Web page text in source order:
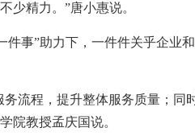
少精力。”唐小惠说。
事”助力下，一件件关乎企业
流程，提升整体服务质量；同
院教授孟庆国说。